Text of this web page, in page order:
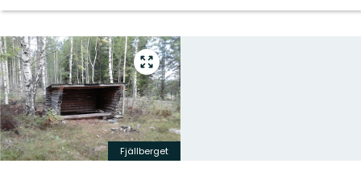
Gå
till
helskärmsläge
Fjällberget